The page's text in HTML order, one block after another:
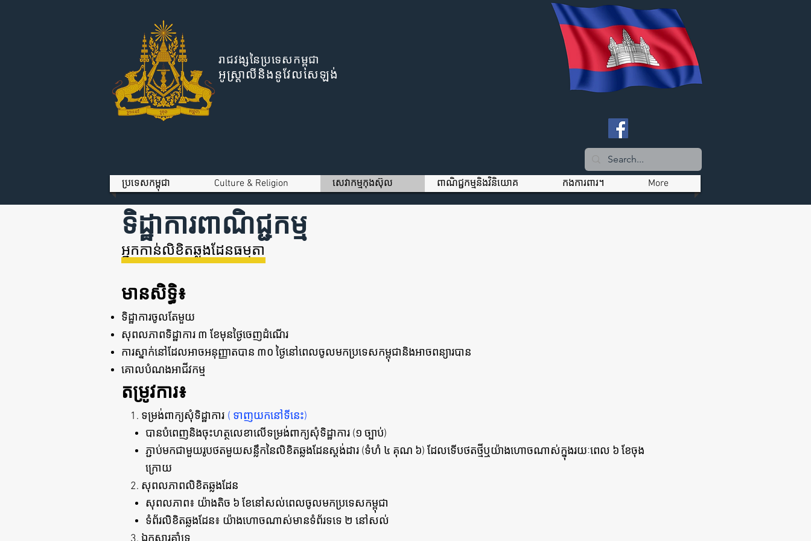
រាជវង្សនៃប្រទេសកម្ពុជា
អូស្ត្រាលីនិងនូវែលសេឡង់
ប្រទេសកម្ពុជា Culture & Religion សេវាកម្មកុងស៊ុល ពាណិជ្ជកម្មនិងវិនិយោគ កងការពារ។ More
ទិដ្ឋាការពាណិជ្ជកម្ម
អ្នកកាន់លិខិតឆ្លងដែនធម្មតា
មានសិទ្ធិ៖
ទិដ្ឋាការចូលតែមួយ
សុពលភាពទិដ្ឋាការ ៣ ខែមុនថ្ងៃចេញដំណើរ
ការស្នាក់នៅដែលអាចអនុញ្ញាតបាន ៣០ ថ្ងៃនៅពេលចូលមកប្រទេសកម្ពុជានិងអាចពន្យារបាន
គោលបំណងអាជីវកម្ម
តម្រូវការ៖
1. ទម្រង់ពាក្យសុំទិដ្ឋាការ ( ទាញយកនៅទីនេះ)
បានបំពេញនិងចុះហត្ថលេខាលើទម្រង់ពាក្យសុំទិដ្ឋាការ (១ ច្បាប់)
ភ្ជាប់មកជាមួយរូបថតមួយសន្លឹកនៃលិខិតឆ្លងដែនស្តង់ដារ (ទំហំ ៤ គុណ ៦) ដែលទើបថតថ្មីឬយ៉ាងហោចណាស់ក្នុងរយៈពេល ៦ ខែចុង
ក្រោយ
2. សុពលភាពលិខិតឆ្លងដែន
សុពលភាព៖ យ៉ាងតិច ៦ ខែនៅសល់ពេលចូលមកប្រទេសកម្ពុជា
ទំព័រលិខិតឆ្លងដែន៖ យ៉ាងហោចណាស់មានទំព័រទទេ ២ នៅសល់